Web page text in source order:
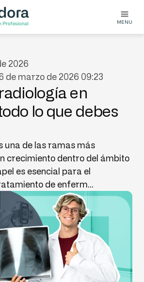
MENU
2026
de marzo de 2026 09:23
en
lo que debes
una de las ramas más
crecimiento dentro del ámbito
es esencial para el
de enferm...